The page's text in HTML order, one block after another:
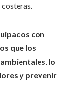
costeras.
con
que los
, lo
y prevenir